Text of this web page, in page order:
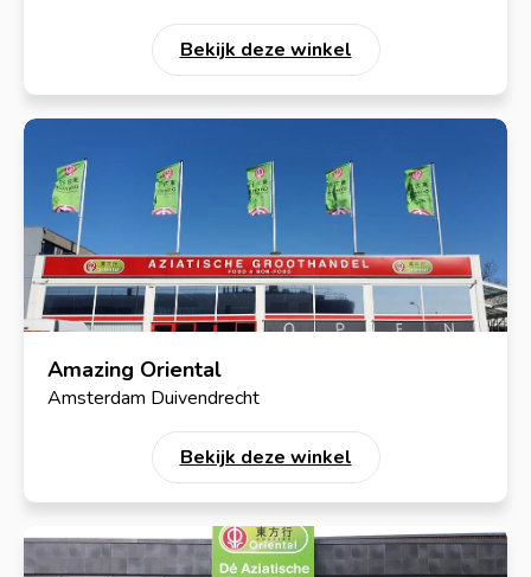
Bekijk deze winkel
Amazing Oriental
Amsterdam Duivendrecht
Bekijk deze winkel